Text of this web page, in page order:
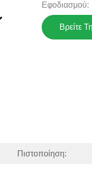
Εφοδιασμού:
Βρείτε
Πιστοποίηση: